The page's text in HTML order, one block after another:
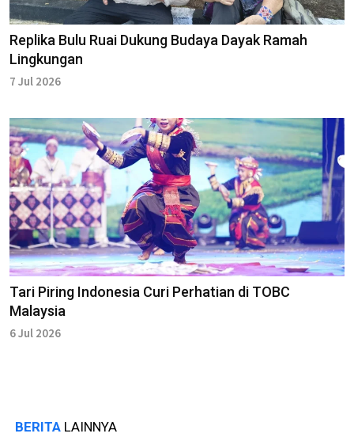
Replika Bulu Ruai Dukung Budaya Dayak Ramah
Lingkungan
7 Jul 2026
Tari Piring Indonesia Curi Perhatian di TOBC
Malaysia
6 Jul 2026
BERITA LAINNYA